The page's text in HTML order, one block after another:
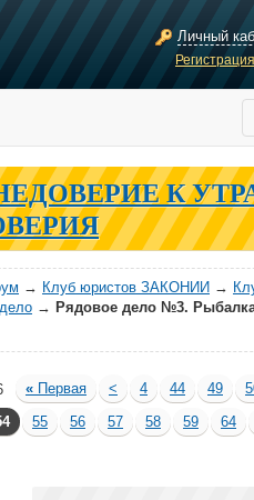
Личный
К
→ Клуб юристов ЗАКОНИИ →
→ Рядовое дело №3.
« Первая < 4 44 49
55 56 57 58 59
64